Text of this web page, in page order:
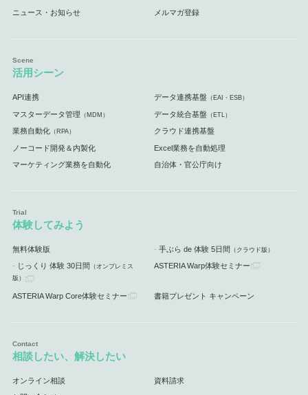
ニュース・お知らせ メルマガ登録
活用シーン
API連携 データ連携基盤 （EAI・ESB）
マスターデータ管理 （MDM） データ統合基盤 （ETL）
業務自動化（RPA） クラウド連携基盤
ノーコード開発＆内製化 Excel業務を自動処理
マーケティング業務を自動化 自治体・官公庁向け
体験してみよう
無料体験版 手ぶら de 体験 5日間 （クラウド版）
じっくり 体験 30日間 （オンプレミス
版）
ASTERIA Warp体験セミナー
ASTERIA Warp Core体験セミナー 書籍プレゼント キャンペーン
相談したい、解決したい
オンライン相談 資料請求